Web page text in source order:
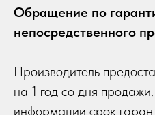
Обращение по
непосредственного
Производитель
на 1 год со дня
информации срок